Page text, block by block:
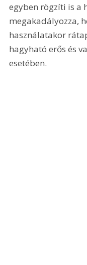
egyben rögzíti is a
megakadályozza,
használatakor
hagyható erős és
esetében.